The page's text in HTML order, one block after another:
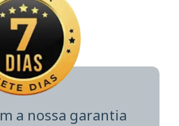
a nossa garantia